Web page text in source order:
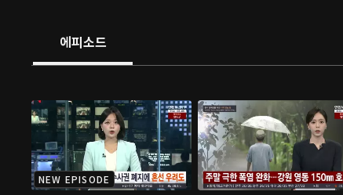
에피소드
NEW EPISODE